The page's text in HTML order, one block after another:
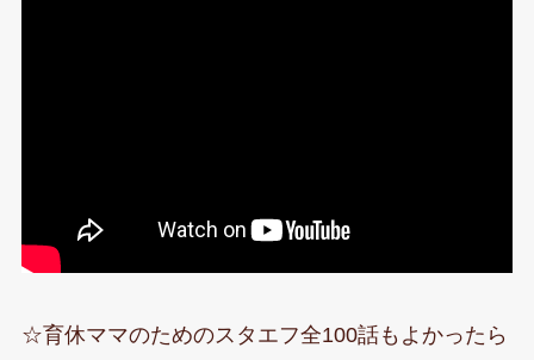
☆育休ママのためのスタエフ全100話もよかったら